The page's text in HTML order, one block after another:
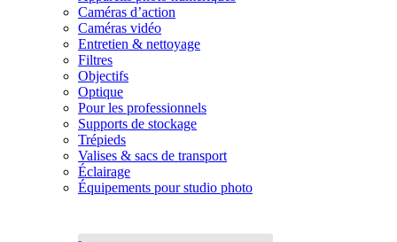
Caméras d’action
Caméras vidéo
Entretien & nettoyage
Filtres
Objectifs
Optique
Pour les professionnels
Supports de stockage
Trépieds
Valises & sacs de transport
Éclairage
Équipements pour studio photo